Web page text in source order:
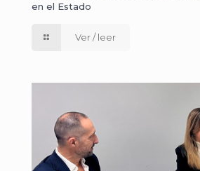
en el Estado
Ver / leer